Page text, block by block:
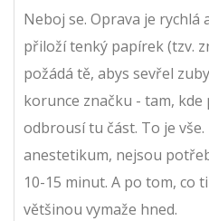
Neboj se. Oprava je rychlá
přiloží tenký papírek (tzv.
požádá tě, abys sevřel
korunce značku - tam, kde
odbrousí tu část. To je
anestetikum, nejsou
10-15 minut. A po tom, co
většinou vymaže hned.